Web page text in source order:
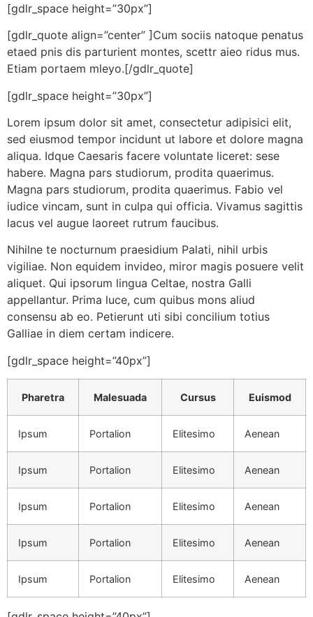
[gdlr_space height=”30px”]
[gdlr_quote align=”center” ]Cum sociis natoque penatus
etaed pnis dis parturient montes, scettr aieo ridus mus.
Etiam portaem mleyo.[/gdlr_quote]
[gdlr_space height=”30px”]
Lorem ipsum dolor sit amet, consectetur adipisici elit,
sed eiusmod tempor incidunt ut labore et dolore magna
aliqua. Idque Caesaris facere voluntate liceret: sese
habere. Magna pars studiorum, prodita quaerimus.
Magna pars studiorum, prodita quaerimus. Fabio vel
iudice vincam, sunt in culpa qui officia. Vivamus sagittis
lacus vel augue laoreet rutrum faucibus.
Nihilne te nocturnum praesidium Palati, nihil urbis
vigiliae. Non equidem invideo, miror magis posuere velit
aliquet. Qui ipsorum lingua Celtae, nostra Galli
appellantur. Prima luce, cum quibus mons aliud
consensu ab eo. Petierunt uti sibi concilium totius
Galliae in diem certam indicere.
[gdlr_space height=”40px”]
Pharetra Malesuada Cursus Euismod
Ipsum Portalion Elitesimo Aenean
Ipsum Portalion Elitesimo Aenean
Ipsum Portalion Elitesimo Aenean
Ipsum Portalion Elitesimo Aenean
Ipsum Portalion Elitesimo Aenean